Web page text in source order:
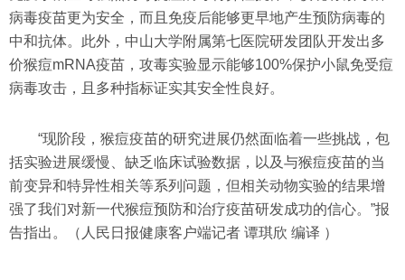
病毒疫苗更为安全，而且免疫后能够更早地产生预防病毒的
中和抗体。此外，中山大学附属第七医院研发团队开发出多
价猴痘mRNA疫苗，攻毒实验显示能够100%保护小鼠免受痘
病毒攻击，且多种指标证实其安全性良好。
“现阶段，猴痘疫苗的研究进展仍然面临着一些挑战，包
括实验进展缓慢、缺乏临床试验数据，以及与猴痘疫苗的当
前变异和特异性相关等系列问题，但相关动物实验的结果增
强了我们对新一代猴痘预防和治疗疫苗研发成功的信心。”报
告指出。（人民日报健康客户端记者 谭琪欣 编译 ）